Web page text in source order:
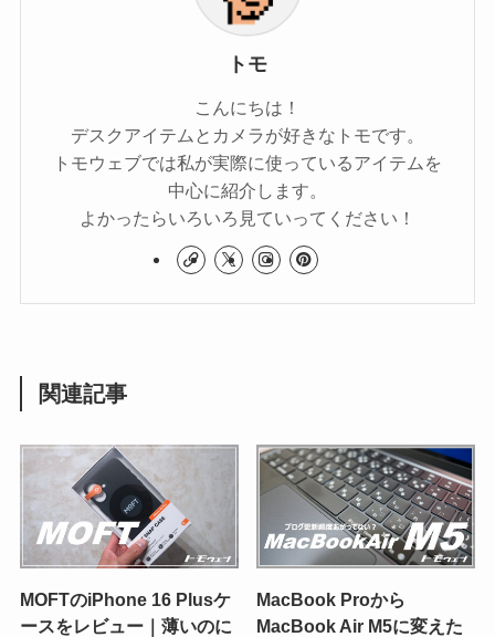
トモ
こんにちは！
デスクアイテムとカメラが好きなトモです。
トモウェブでは私が実際に使っているアイテムを
中心に紹介します。
よかったらいろいろ見ていってください！
関連記事
MOFTのiPhone 16 Plusケ
ースをレビュー｜薄いのに
MacBook Proから
MacBook Air M5に変えた